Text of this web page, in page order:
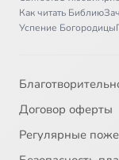
Как читать Библию
Успение Богородицы
Договор оферты
Регулярные